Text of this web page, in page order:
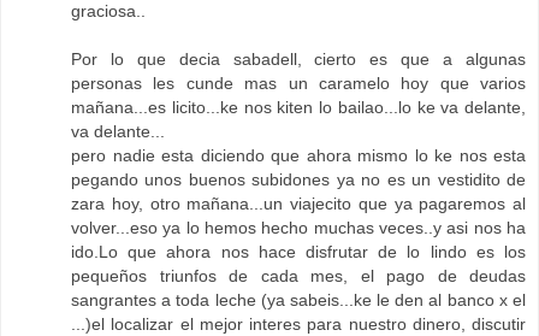
graciosa..
Por lo que decia sabadell, cierto es que a algunas
personas les cunde mas un caramelo hoy que varios
mañana...es licito...ke nos kiten lo bailao...lo ke va delante,
va delante...
pero nadie esta diciendo que ahora mismo lo ke nos esta
pegando unos buenos subidones ya no es un vestidito de
zara hoy, otro mañana...un viajecito que ya pagaremos al
volver...eso ya lo hemos hecho muchas veces..y asi nos ha
ido.Lo que ahora nos hace disfrutar de lo lindo es los
pequeños triunfos de cada mes, el pago de deudas
sangrantes a toda leche (ya sabeis...ke le den al banco x el
...)el localizar el mejor interes para nuestro dinero, discutir